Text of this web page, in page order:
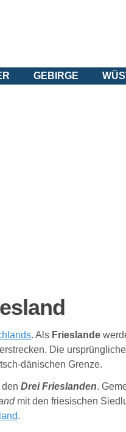
GEBIRGE
. Als Frieslande
Die
dänischen Grenze.
Drei Frieslanden.
mit den friesischen
.